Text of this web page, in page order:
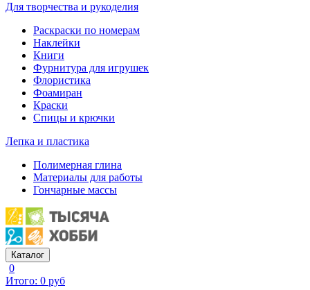
Для творчества и рукоделия
Раскраски по номерам
Наклейки
Книги
Фурнитура для игрушек
Флористика
Фоамиран
Краски
Спицы и крючки
Лепка и пластика
Полимерная глина
Материалы для работы
Гончарные массы
Каталог
0
Итого: 0 руб